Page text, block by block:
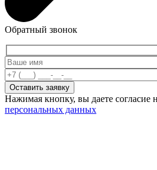
Обратный звонок
Нажимая кнопку, вы даете согласие
персональных данных